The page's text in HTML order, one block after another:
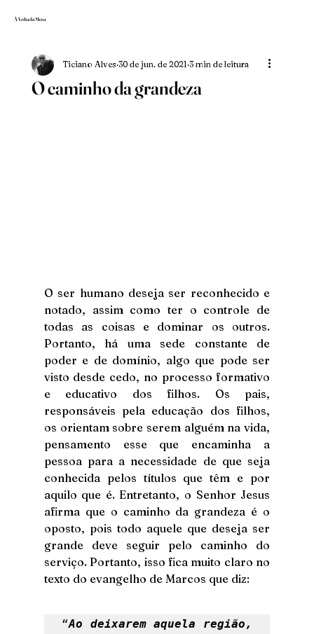
À Volta da Mesa
O caminho da grandeza
Ticiano Alves 30 de jun. de 2021 3 min de leitura
O ser humano deseja ser reconhecido e
notado, assim como ter o controle de
todas as coisas e dominar os outros.
Portanto, há uma sede constante de
poder e de domínio, algo que pode ser
visto desde cedo, no processo formativo
e educativo dos filhos. Os pais,
responsáveis pela educação dos filhos,
os orientam sobre serem alguém na vida,
pensamento esse que encaminha a
pessoa para a necessidade de que seja
conhecida pelos títulos que têm e por
aquilo que é. Entretanto, o Senhor Jesus
afirma que o caminho da grandeza é o
oposto, pois todo aquele que deseja ser
grande deve seguir pelo caminho do
serviço. Portanto, isso fica muito claro no
texto do evangelho de Marcos que diz:
“Ao deixarem aquela região,